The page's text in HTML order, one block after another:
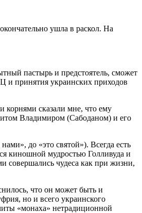
ушла в раскол. На
пастырь и предстоятель, сможет
и принятия украинских приходов
корнями сказали мне, что ему
Владимиром (Сабоданом) и его
до «это святой»). Всегда есть
киношной мудростью Голливуда и
совершались чудеса как при жизни,
что он может быть и
но и всего украинского
«монаха» нетрадиционной